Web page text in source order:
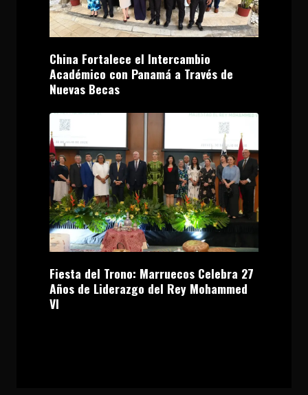
China Fortalece el Intercambio
Académico con Panamá a Través de
Nuevas Becas
Fiesta del Trono: Marruecos Celebra 27
Años de Liderazgo del Rey Mohammed
VI